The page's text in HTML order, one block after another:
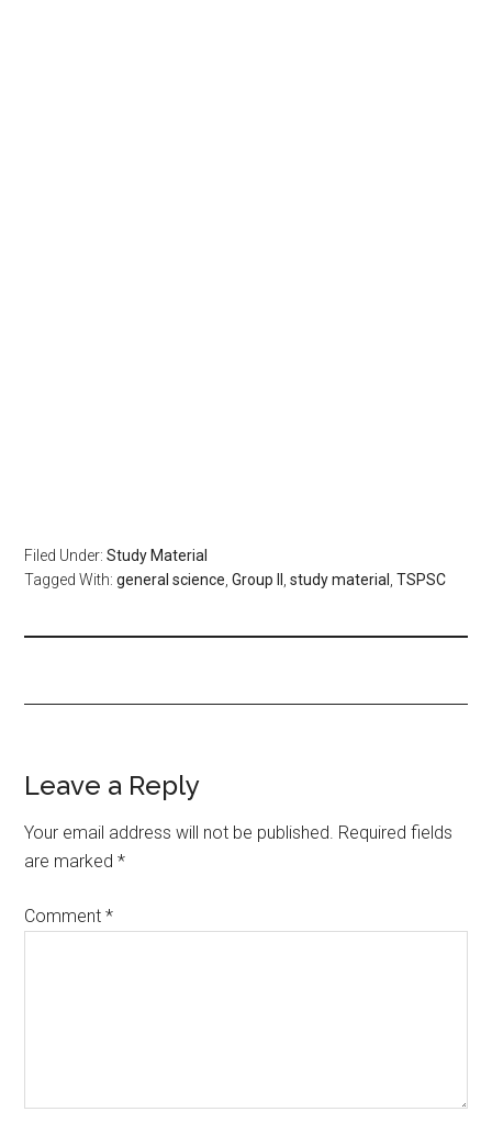
Filed Under:Study Material
Tagged With:general science ,Group II ,study material ,TSPSC
Leave a Reply
Your email address will not be published. Required fields
are marked*
Comment*